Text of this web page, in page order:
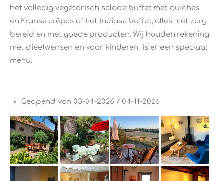
het volledig vegetarisch salade buffet met quiches
en Franse crêpes of het Indiase buffet, alles met zorg
bereid en met goede producten. Wij houden rekening
met dieetwensen en voor kinderen is er een speciaal
menu.
Geopend van 03-04-2026 / 04-11-2026